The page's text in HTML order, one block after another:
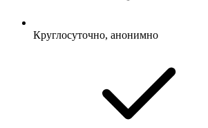
Круглосуточно, анонимно